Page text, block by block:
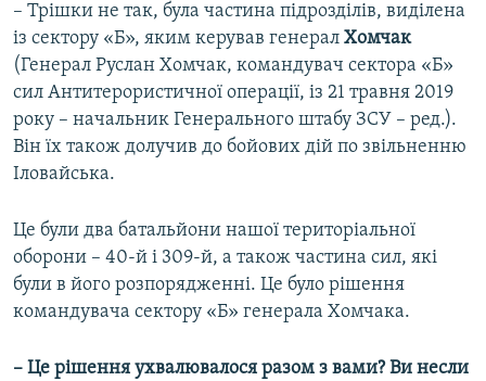
– Трішки не так, була частина підрозділів, виділена
із сектору «Б», яким керував генерал Хомчак
(Генерал Руслан Хомчак, командувач сектора «Б»
сил Антитерористичної операції, із 21 травня 2019
року – начальник Генерального штабу ЗСУ – ред.).
Він їх також долучив до бойових дій по звільненню
Іловайська.
Це були два батальйони нашої територіальної
оборони – 40-й і 309-й, а також частина сил, які
були в його розпорядженні. Це було рішення
командувача сектору «Б» генерала Хомчака.
– Це рішення ухвалювалося разом з вами? Ви несли